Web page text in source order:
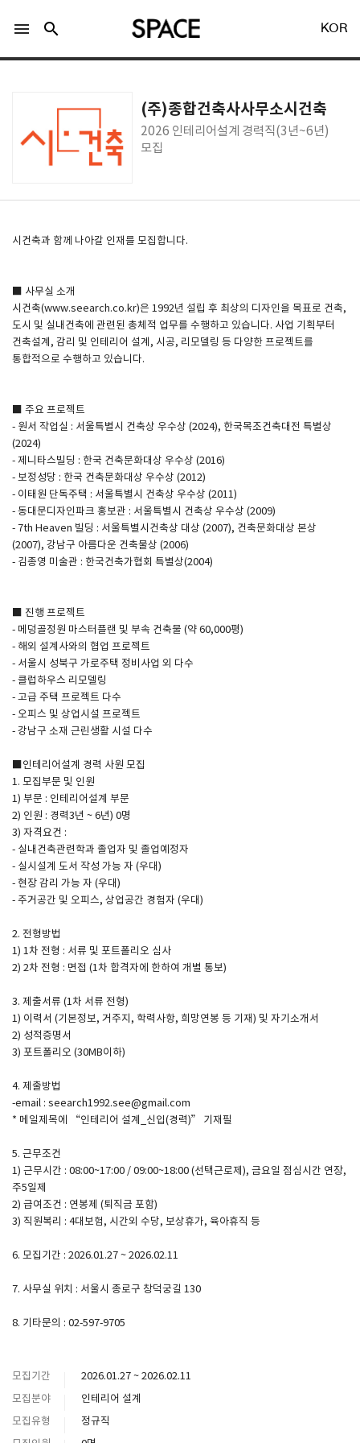
Facebook 로그인
Naver 로그인
SPACE 소개
공지사항
기사문의
광고문의
Contact
menu search KOR
(주)종합건축사사무소시건축
2026 인테리어설계 경력직(3년~6년)
모집
시건축과 함께 나아갈 인재를 모집합니다.
■ 사무실 소개
시건축(www.seearch.co.kr)은 1992년 설립 후 최상의 디자인을 목표로 건축,
도시 및 실내건축에 관련된 총체적 업무를 수행하고 있습니다. 사업 기획부터
건축설계, 감리 및 인테리어 설계, 시공, 리모델링 등 다양한 프로젝트를
통합적으로 수행하고 있습니다.
■ 주요 프로젝트
- 원서 작업실 : 서울특별시 건축상 우수상 (2024), 한국목조건축대전 특별상
(2024)
- 제니타스빌딩 : 한국 건축문화대상 우수상 (2016)
- 보정성당 : 한국 건축문화대상 우수상 (2012)
- 이태원 단독주택 : 서울특별시 건축상 우수상 (2011)
- 동대문디자인파크 홍보관 : 서울특별시 건축상 우수상 (2009)
- 7th Heaven 빌딩 : 서울특별시건축상 대상 (2007), 건축문화대상 본상
(2007), 강남구 아름다운 건축물상 (2006)
- 김종영 미술관 : 한국건축가협회 특별상(2004)
■ 진행 프로젝트
- 메덩골정원 마스터플랜 및 부속 건축물 (약 60,000평)
- 해외 설계사와의 협업 프로젝트
- 서울시 성북구 가로주택 정비사업 외 다수
- 클럽하우스 리모델링
- 고급 주택 프로젝트 다수
- 오피스 및 상업시설 프로젝트
- 강남구 소재 근린생활 시설 다수
■인테리어설계 경력 사원 모집
1. 모집부문 및 인원
1) 부문 : 인테리어설계 부문
2) 인원 : 경력3년 ~ 6년) 0명
3) 자격요건 :
- 실내건축관련학과 졸업자 및 졸업예정자
- 실시설계 도서 작성 가능 자 (우대)
- 현장 감리 가능 자 (우대)
- 주거공간 및 오피스, 상업공간 경험자 (우대)
2. 전형방법
1) 1차 전형 : 서류 및 포트폴리오 심사
2) 2차 전형 : 면접 (1차 합격자에 한하여 개별 통보)
3. 제출서류 (1차 서류 전형)
1) 이력서 (기본정보, 거주지, 학력사항, 희망연봉 등 기재) 및 자기소개서
2) 성적증명서
3) 포트폴리오 (30MB이하)
4. 제출방법
-email : seearch1992.see@gmail.com
* 메일제목에 “인테리어 설계_신입(경력)” 기재필
5. 근무조건
1) 근무시간 : 08:00~17:00 / 09:00~18:00 (선택근로제), 금요일 점심시간 연장,
주5일제
2) 급여조건 : 연봉제 (퇴직금 포함)
3) 직원복리 : 4대보험, 시간외 수당, 보상휴가, 육아휴직 등
6. 모집기간 : 2026.01.27 ~ 2026.02.11
7. 사무실 위치 : 서울시 종로구 창덕궁길 130
8. 기타문의 : 02-597-9705
모집기간
2026.01.27 ~ 2026.02.11
모집분야
인테리어 설계
모집유형
정규직